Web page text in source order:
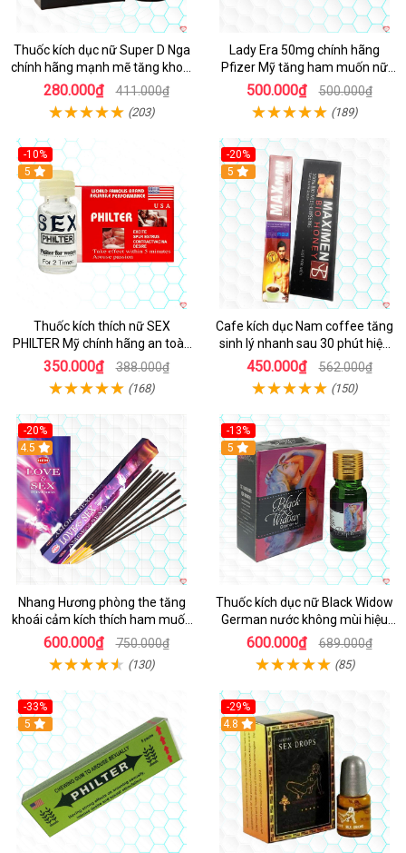
Thuốc kích dục nữ Super D Nga
chính hãng mạnh mẽ tăng khoái
cảm
280.000₫ 411.000₫
(203)
Lady Era 50mg chính hãng
Pfizer Mỹ tăng ham muốn nữ
nhanh chóng
500.000₫ 500.000₫
(189)
-10%
5
Thuốc kích thích nữ SEX
PHILTER Mỹ chính hãng an toàn
hiệu quả
350.000₫ 388.000₫
(168)
-20%
5
Cafe kích dục Nam coffee tăng
sinh lý nhanh sau 30 phút hiệu
quả
450.000₫ 562.000₫
(150)
-20%
4.5
Nhang Hương phòng the tăng
khoái cảm kích thích ham muốn
an toàn
600.000₫ 750.000₫
(130)
-13%
5
Thuốc kích dục nữ Black Widow
German nước không mùi hiệu
quả giá tốt
600.000₫ 689.000₫
(85)
-33%
5
-29%
4.8